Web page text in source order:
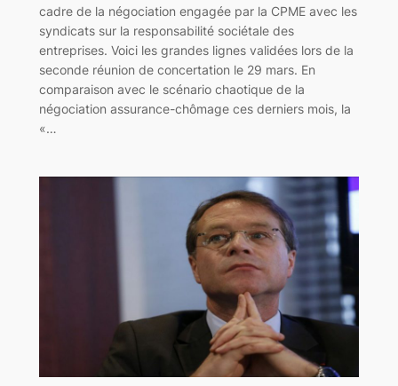
cadre de la négociation engagée par la CPME avec les
syndicats sur la responsabilité sociétale des
entreprises. Voici les grandes lignes validées lors de la
seconde réunion de concertation le 29 mars. En
comparaison avec le scénario chaotique de la
négociation assurance-chômage ces derniers mois, la
«…